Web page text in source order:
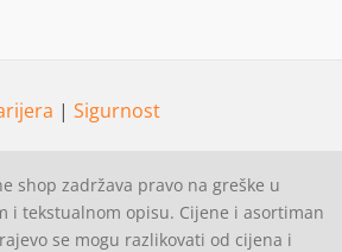
| Sigurnost
shop zadržava pravo na greške u
i tekstualnom opisu. Cijene i asortiman
se mogu razlikovati od cijena i